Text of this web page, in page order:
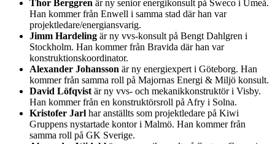
Thor Berggren är ny senior energikonsult på Sweco i Umeå.
Han kommer från Enwell i samma stad där han var
projektledare/energiansvarig.
Jimm Hardeling är ny vvs-konsult på Bengt Dahlgren i
Stockholm. Han kommer från Bravida där han var
konstruktionskoordinator.
Alexander Johansson är ny energiexpert i Göteborg. Han
kommer från samma roll på Majornas Energi & Miljö konsult.
David Löfqvist är ny vvs- och mekanikkonstruktör i Visby.
Han kommer från en konstruktörsroll på Afry i Solna.
Kristofer Jarl har anställts som projektledare på Kiwi
Gruppens nystartade kontor i Malmö. Han kommer från
samma roll på GK Sverige.